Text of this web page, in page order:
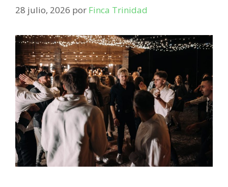
28 julio, 2026 por Finca Trinidad